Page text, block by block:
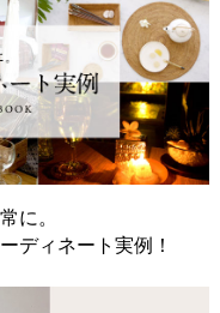
に。
ディネート実例！